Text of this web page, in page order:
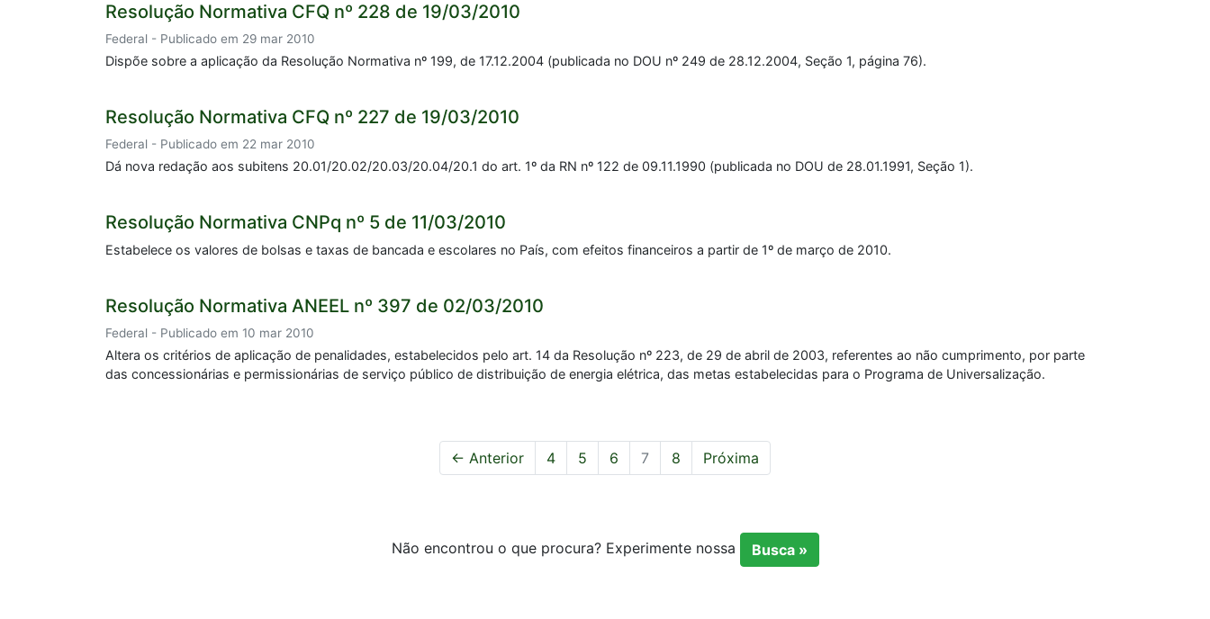
Resolução Normativa CFQ nº 228 de 19/03/2010
Federal - Publicado em 29 mar 2010
Dispõe sobre a aplicação da Resolução Normativa nº 199, de 17.12.2004 (publicada no DOU nº 249 de 28.12.2004, Seção 1, página 76).
Resolução Normativa CFQ nº 227 de 19/03/2010
Federal - Publicado em 22 mar 2010
Dá nova redação aos subitens 20.01/20.02/20.03/20.04/20.1 do art. 1º da RN nº 122 de 09.11.1990 (publicada no DOU de 28.01.1991, Seção 1).
Resolução Normativa CNPq nº 5 de 11/03/2010
Estabelece os valores de bolsas e taxas de bancada e escolares no País, com efeitos financeiros a partir de 1º de março de 2010.
Resolução Normativa ANEEL nº 397 de 02/03/2010
Federal - Publicado em 10 mar 2010
Altera os critérios de aplicação de penalidades, estabelecidos pelo art. 14 da Resolução nº 223, de 29 de abril de 2003, referentes ao não cumprimento, por parte
das concessionárias e permissionárias de serviço público de distribuição de energia elétrica, das metas estabelecidas para o Programa de Universalização.
← Anterior 4 5 6 7 8 Próxima
Não encontrou o que procura? Experimente nossa Busca »